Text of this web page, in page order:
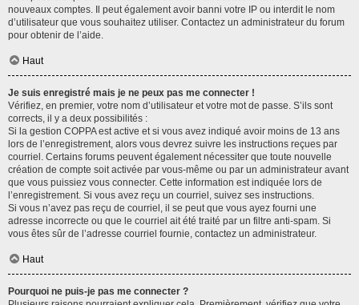
nouveaux comptes. Il peut également avoir banni votre IP ou interdit le nom
d’utilisateur que vous souhaitez utiliser. Contactez un administrateur du forum
pour obtenir de l’aide.
Haut
Je suis enregistré mais je ne peux pas me connecter !
Vérifiez, en premier, votre nom d’utilisateur et votre mot de passe. S’ils sont
corrects, il y a deux possibilités :
Si la gestion COPPA est active et si vous avez indiqué avoir moins de 13 ans
lors de l’enregistrement, alors vous devrez suivre les instructions reçues par
courriel. Certains forums peuvent également nécessiter que toute nouvelle
création de compte soit activée par vous-même ou par un administrateur avant
que vous puissiez vous connecter. Cette information est indiquée lors de
l’enregistrement. Si vous avez reçu un courriel, suivez ses instructions.
Si vous n’avez pas reçu de courriel, il se peut que vous ayez fourni une
adresse incorrecte ou que le courriel ait été traité par un filtre anti-spam. Si
vous êtes sûr de l’adresse courriel fournie, contactez un administrateur.
Haut
Pourquoi ne puis-je pas me connecter ?